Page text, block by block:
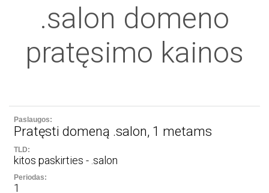
.salon domeno
pratęsimo kainos
Pratęsti domeną .salon, 1 metams
kitos paskirties - .salon
1